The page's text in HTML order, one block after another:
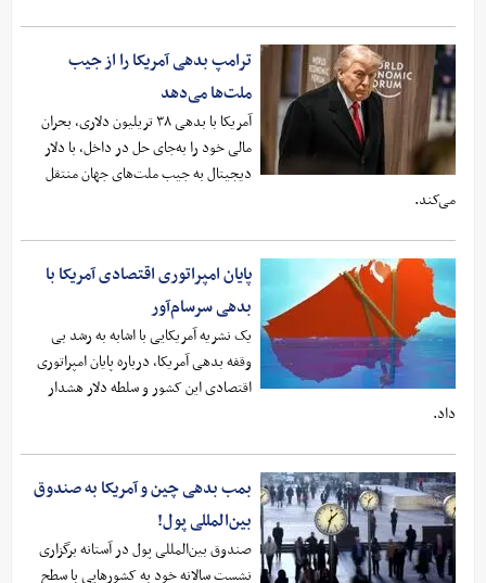
ترامپ بدهی آمریکا را از جیب
ملت‌ها می‌دهد
آمریکا با بدهی ۳۸ تریلیون دلاری، بحران
مالی خود را به‌جای حل در داخل، با دلار
دیجیتال به جیب ملت‌های جهان منتقل
می‌کند.
پایان امپراتوری اقتصادی آمریکا با
بدهی سرسام‌آور
یک نشریه آمریکایی با اشابه به رشد بی
وقفه بدهی آمریکا، درباره پایان امپراتوری
اقتصادی این کشور و سلطه دلار هشدار
داد.
بمب بدهی چین و آمریکا به صندوق
بین‌المللی پول!
صندوق بین‌المللی پول در آستانه برگزاری
نشست سالانه خود به کشورهایی با سطح